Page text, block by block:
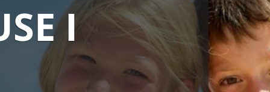
I
laveste pris
ét sted